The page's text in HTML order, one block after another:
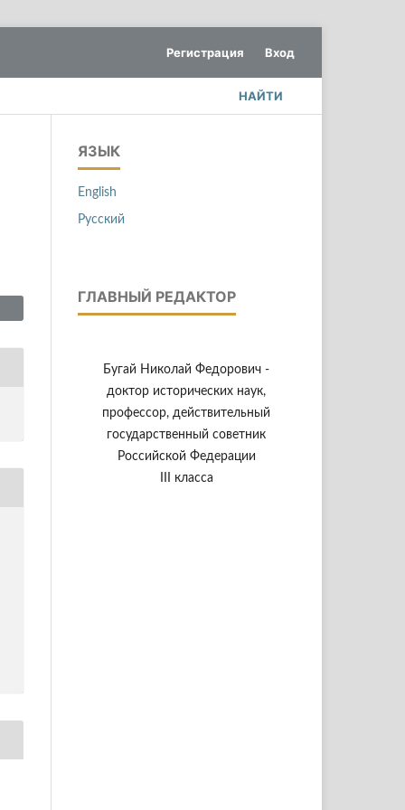
НАЙТИ
Регистрация Вход
ЯЗЫК
English
Русский
ГЛАВНЫЙ РЕДАКТОР
Бугай Николай Федорович -
доктор исторических наук,
профессор, действительный
государственный советник
Российской Федерации
III класса